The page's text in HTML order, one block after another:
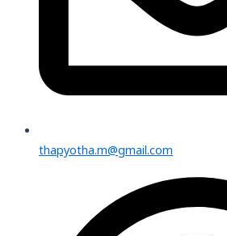
thapyotha.m@gmail.com